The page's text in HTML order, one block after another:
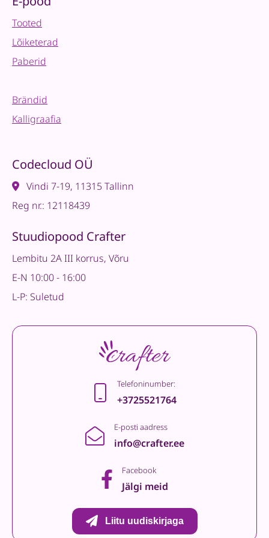
Tooted
Lõiketerad
Paberid
Brändid
Kalligraafia
Codecloud OÜ
Vindi 7-19, 11315 Tallinn
Reg nr.: 12118439
Stuudiopood Crafter
Lembitu 2A III korrus, Võru
E-N 10:00 - 16:00
L-P: Suletud
Telefoninumber:
+3725521764
E-posti aadress
info@crafter.ee
Facebook
Jälgi meid
Liitu uudiskirjaga